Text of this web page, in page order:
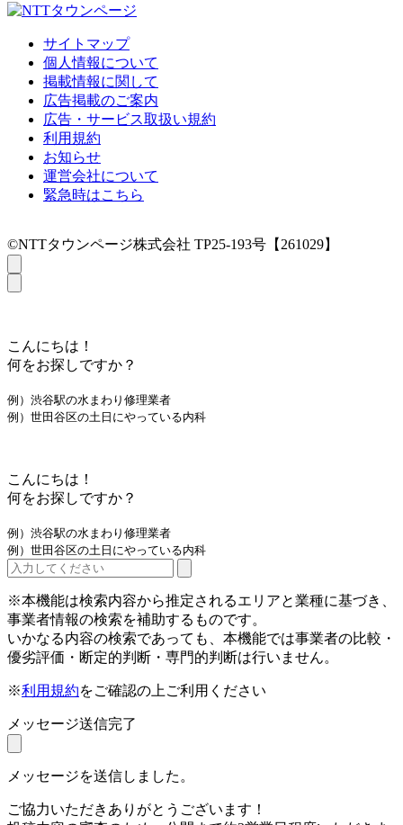
サイトマップ
個人情報について
掲載情報に関して
広告掲載のご案内
広告・サービス取扱い規約
利用規約
お知らせ
運営会社について
緊急時はこちら
©NTTタウンページ株式会社 TP25-193号【261029】
こんにちは！
何をお探しですか？
例）渋谷駅の水まわり修理業者
例）世田谷区の土日にやっている内科
こんにちは！
何をお探しですか？
例）渋谷駅の水まわり修理業者
例）世田谷区の土日にやっている内科
※本機能は検索内容から推定されるエリアと業種に基づき、
事業者情報の検索を補助するものです。
いかなる内容の検索であっても、本機能では事業者の比較・
優劣評価・断定的判断・専門的判断は行いません。
※利用規約をご確認の上ご利用ください
メッセージ送信完了
メッセージを送信しました。
ご協力いただきありがとうございます！